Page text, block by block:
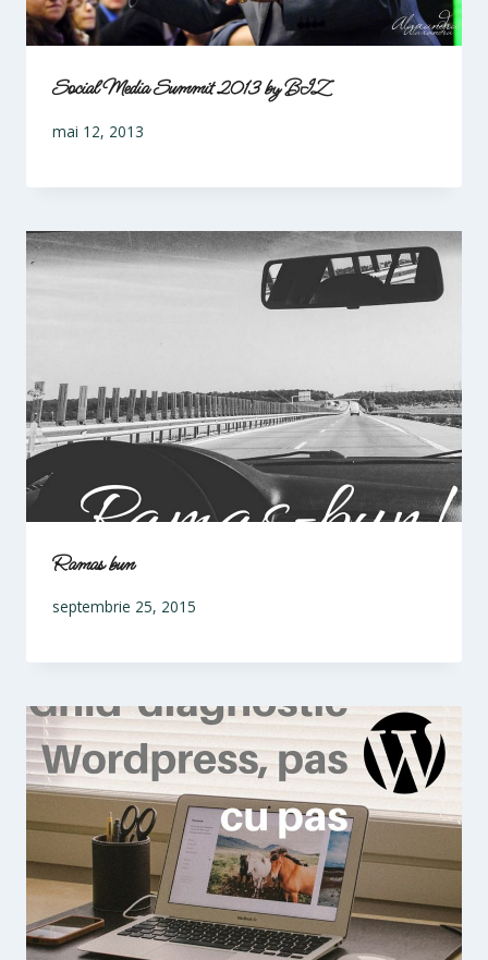
Social Media Summit 2013 by BIZ
mai 12, 2013
Ramas bun
septembrie 25, 2015